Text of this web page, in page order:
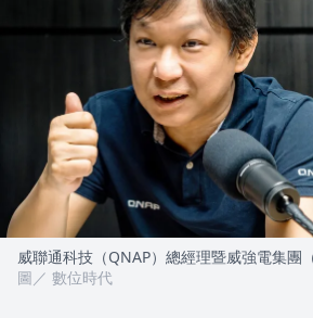
威聯通科技（QNAP）總經理暨威強電集團
圖／ 數位時代